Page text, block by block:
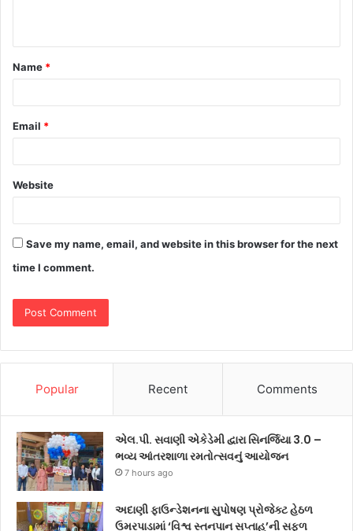
Name *
Email *
Website
Save my name, email, and website in this browser for the next
time I comment.
Popular Recent Comments
એલ.પી. સવાણી એકેડેમી દ્વારા સિનર્જિયા 3.0 –
ભવ્ય આંતરશાળા રમતોત્સવનું આયોજન
7 hours ago
અદાણી ફાઉન્ડેશનના સુપોષણ પ્રોજેક્ટ હેઠળ
ઉમરપાડામાં ‘વિશ્વ સ્તનપાન સપ્તાહ’ની સફળ